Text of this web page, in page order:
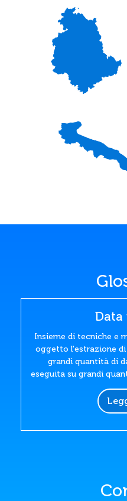
Insieme di tecniche e
oggetto l'estrazione
grandi quantità di
eseguita su grandi